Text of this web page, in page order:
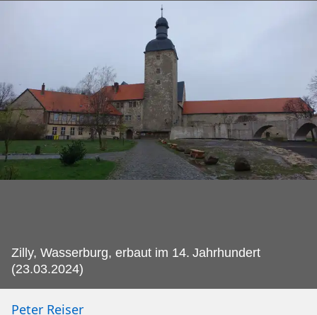
Zilly, Wasserburg, erbaut im 14. Jahrhundert
(23.03.2024)
Peter Reiser